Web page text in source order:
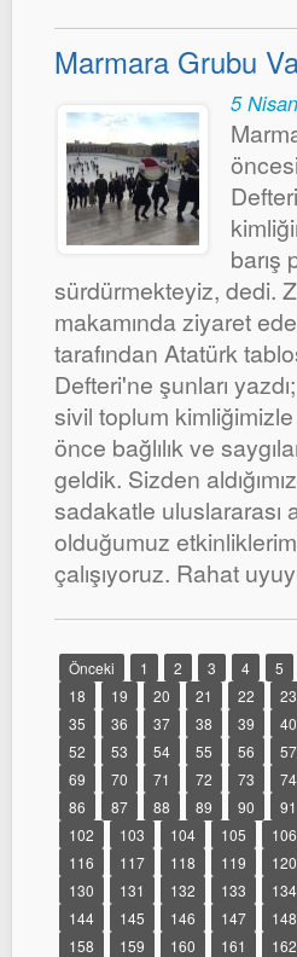
Marmara Grubu
5
barış
sürdürmekteyiz, dedi.
makamında ziyaret
tarafından Atatürk
Defteri'ne şunları
sivil toplum kimliğimizle
önce bağlılık ve
geldik. Sizden
sadakatle uluslararası
olduğumuz
çalışıyoruz. Rahat
Önceki 1 2 3 4 5
18
19 20 21 22 23
35
36 37 38 39 40
52
53 54 55 56 57
69
70 71 72 73 74
86
87 88 89 90 91
102
103 104 105 106
116
117 118 119 120
130
131 132 133 134
144
145 146 147 148
158
159 160 161 162